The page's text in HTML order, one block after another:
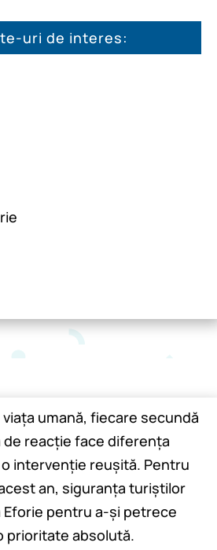
uri de interes:
umană, fiecare secundă
de reacție face diferența
intervenție reușită. Pentru
an, siguranța turiștilor
pentru a-și petrece
prioritate absolută.